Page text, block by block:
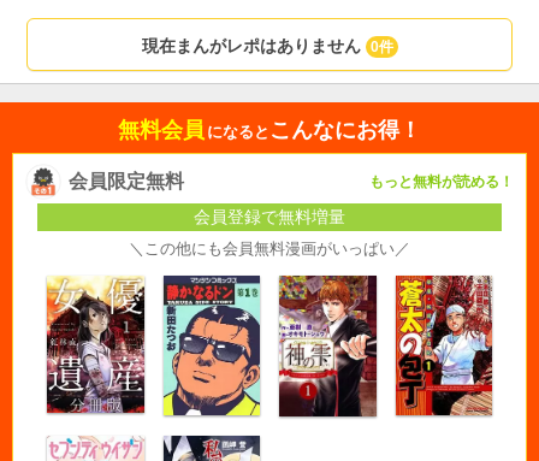
現在まんがレポはありません 0件
無料会員 になると こんなにお得！
会員限定無料 もっと無料が読める！
会員登録で無料増量
＼この他にも会員無料漫画がいっぱい／